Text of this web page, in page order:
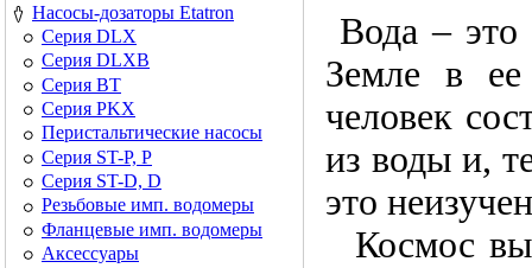
Насосы-дозаторы Etatron
Серия DLX
Серия DLXB
Серия BT
Серия PKX
Перистальтические насосы
Серия ST-P, P
Серия ST-D, D
Резьбовые имп. водомеры
Фланцевые имп. водомеры
Аксессуары
Вода – это
Земле в ее
человек
из воды и,
это
Космос